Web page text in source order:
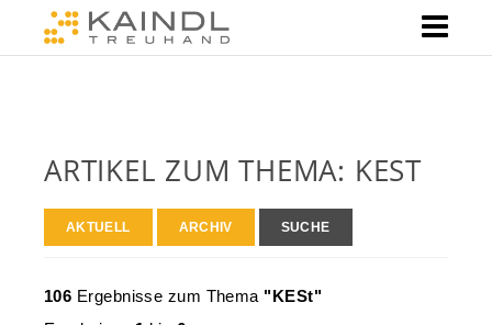
ARTIKEL ZUM THEMA: KEST
AKTUELL ARCHIV SUCHE
106 Ergebnisse zum Thema "KESt"